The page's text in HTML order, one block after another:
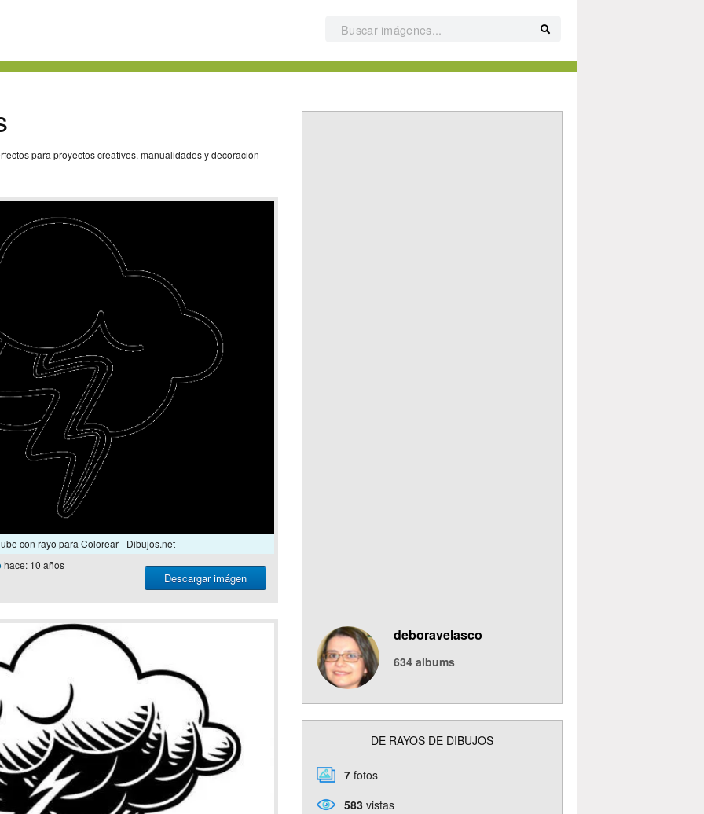
para proyectos creativos, manualidades y decoración
con rayo para Colorear - Dibujos.net
Descargar imágen
hace: 10 años
deboravelasco
634 albums
DE RAYOS DE DIBUJOS
7 fotos
583 vistas